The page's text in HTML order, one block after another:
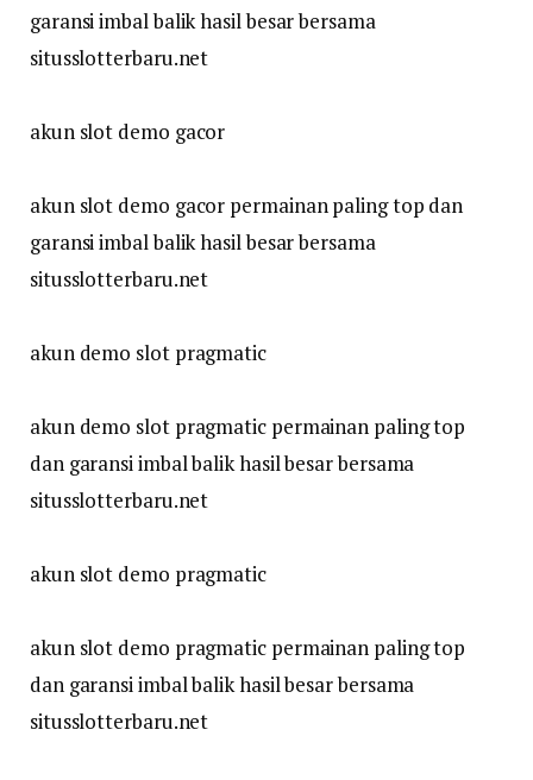
garansi imbal balik hasil besar bersama
situsslotterbaru.net
akun slot demo gacor
akun slot demo gacor permainan paling top dan
garansi imbal balik hasil besar bersama
situsslotterbaru.net
akun demo slot pragmatic
akun demo slot pragmatic permainan paling top
dan garansi imbal balik hasil besar bersama
situsslotterbaru.net
akun slot demo pragmatic
akun slot demo pragmatic permainan paling top
dan garansi imbal balik hasil besar bersama
situsslotterbaru.net